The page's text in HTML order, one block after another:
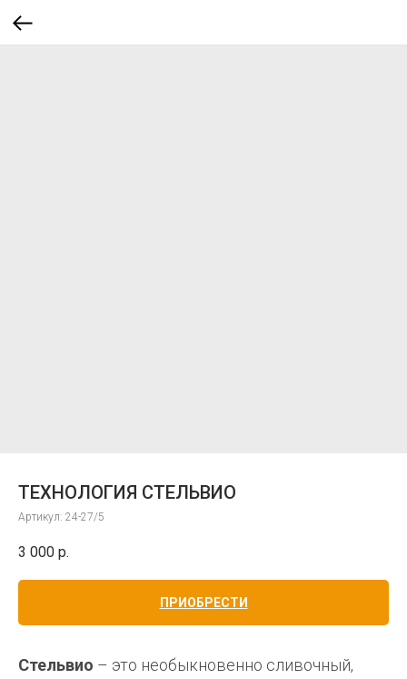
ТЕХНОЛОГИЯ СТЕЛЬВИО
Артикул: 24-27/5
3 000 р.
ПРИОБРЕСТИ
Стельвио – это необыкновенно сливочный,